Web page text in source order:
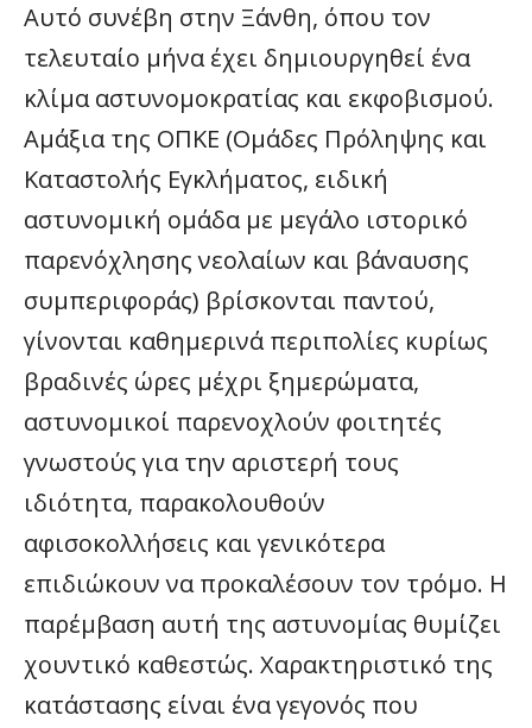
Αυτό συνέβη στην Ξάνθη, όπου τον
τελευταίο μήνα έχει δημιουργηθεί ένα
κλίμα αστυνομοκρατίας και εκφοβισμού.
Αμάξια της ΟΠΚΕ (Ομάδες Πρόληψης και
Καταστολής Εγκλήματος, ειδική
αστυνομική ομάδα με μεγάλο ιστορικό
παρενόχλησης νεολαίων και βάναυσης
συμπεριφοράς) βρίσκονται παντού,
γίνονται καθημερινά περιπολίες κυρίως
βραδινές ώρες μέχρι ξημερώματα,
αστυνομικοί παρενοχλούν φοιτητές
γνωστούς για την αριστερή τους
ιδιότητα, παρακολουθούν
αφισοκολλήσεις και γενικότερα
επιδιώκουν να προκαλέσουν τον τρόμο. Η
παρέμβαση αυτή της αστυνομίας θυμίζει
χουντικό καθεστώς. Χαρακτηριστικό της
κατάστασης είναι ένα γεγονός που